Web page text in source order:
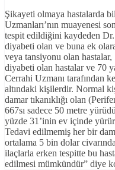
Şikayeti olmaya hastalarda
Uzmanları’nın muayenesi
tespit edildiğini kaydeden Dr.
diyabeti olan ve buna ek
veya tansiyonu olan
diyabeti olan hastalar ve 70
Cerrahi Uzmanı tarafından
altındaki kişilerdir. Normal
damar tıkanıklığı olan
667sı sadece 50 metre
yüzde 31’inin ev içinde
Tedavi edilmemiş her bir
ortalama 5 bin dolar
ilaçlarla erken tespitte bu
edilmesi mümkündür” diye